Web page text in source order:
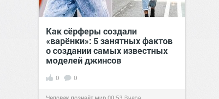
Как сёрферы создали
«варёнки»: 5 занятных фактов
о создании самых известных
моделей джинсов
0 0